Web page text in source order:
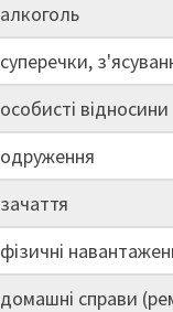
алкоголь
суперечки,
особисті відносини
одруження
зачаття
фізичні
домашні справи